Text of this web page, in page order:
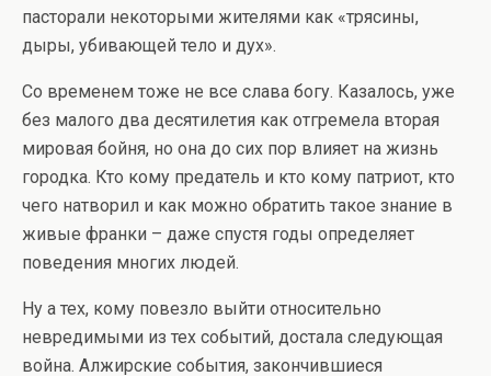
пасторали некоторыми жителями как «трясины,
дыры, убивающей тело и дух».
Со временем тоже не все слава богу. Казалось, уже
без малого два десятилетия как отгремела вторая
мировая бойня, но она до сих пор влияет на жизнь
городка. Кто кому предатель и кто кому патриот, кто
чего натворил и как можно обратить такое знание в
живые франки – даже спустя годы определяет
поведения многих людей.
Ну а тех, кому повезло выйти относительно
невредимыми из тех событий, достала следующая
война. Алжирские события, закончившиеся